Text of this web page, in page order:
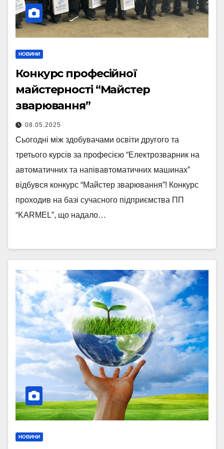
НОВИНИ
Конкурс професійної
майстерності “Майстер
зварювання”
08.05.2025
Сьогодні між здобувачами освіти другого та
третього курсів за професією “Електрозварник на
автоматичних та напівавтоматичних машинах”
відбувся конкурс “Майстер зварювання”! Конкурс
проходив на базі сучасного підприємства ПП
“KARMEL”, що надало…
НОВИНИ